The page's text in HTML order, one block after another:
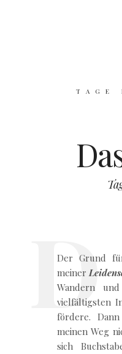
TAGE
Der Grund
meiner
Wandern
vielfältigsten
fördere.
meinen Weg
sich